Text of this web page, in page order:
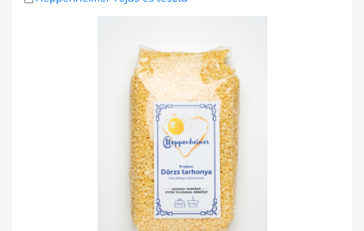
a lehulló gyümölcsöket a tyúkok szívesen fogyasztják.
Takarmányukban a kukorica, búza és napraforgó a
is - 100 % növényi eredetű, szója-,GMO- és színezék mentes.